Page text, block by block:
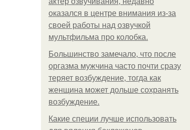
оказался в центре внимания из-за
своей работы над озвучкой
мультфильма про колобка.
Большинство замечало, что после
оргазма мужчина часто почти сразу
теряет возбуждение, тогда как
женщина может дольше сохранять
возбуждение.
Какие специи лучше использовать